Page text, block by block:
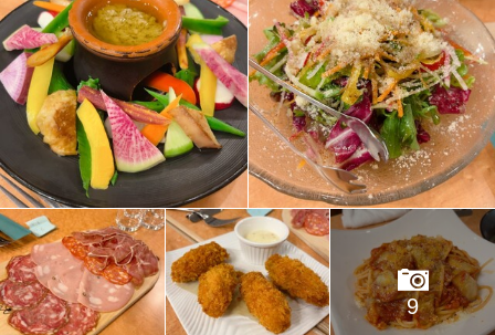
9